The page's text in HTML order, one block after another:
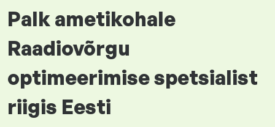
Palk ametikohale
Raadiovõrgu
optimeerimise spetsialist
riigis Eesti